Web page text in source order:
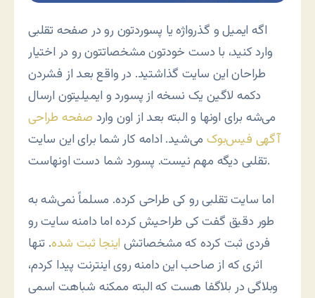
اگه ایمیل و گذرواژه یا پسوردتون رو در صفحه تقلبی
وارد کنید، با دست خودتون مشخصاتتون رو در اختیار
طراحان این سایت گذاشتید. در واقع بعد از فشردن
دکمه لاگین یک نسخه از پسورد و ایمیلیتون ارسال
می‌شه برای اونها و البته بعد از اون وارد صفحه طراحی
آگهی فیس‌بوکمی‌شید. ادامه کار شما برای این سایت
تقلبی دیگه مهم نیست. پسورد شما دست اونهاست.
اما سایت تقلبی رو کی طراحی کرده. مسلماً نمی‌شه به
طور دقیق گفت کی طراحیش کرده اما دامنه سایت رو
فردی ثبت کرده که مشخصاتش اینجا ثبت شده. تنها
اثری که از صاحب این دامنه روی اینترنت پیدا کردم،
وبلاگی در بلاگفا هست که البته ممکنه شباهت اسمی